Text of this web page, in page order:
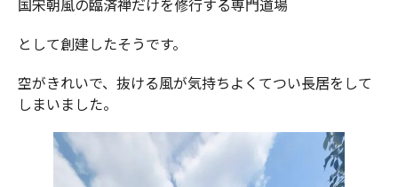
国宋朝風の臨済禅だけを修行する専門道場
として創建したそうです。
空がきれいで、抜ける風が気持ちよくてつい長居をして
しまいました。